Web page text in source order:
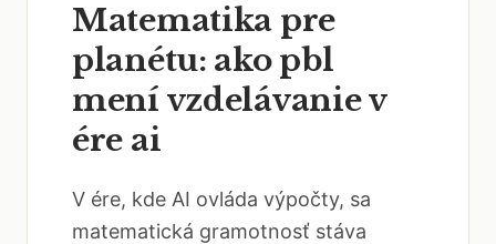
Matematika pre
planétu: ako pbl
mení vzdelávanie v
ére ai
V ére, kde AI ovláda výpočty, sa
matematická gramotnosť stáva